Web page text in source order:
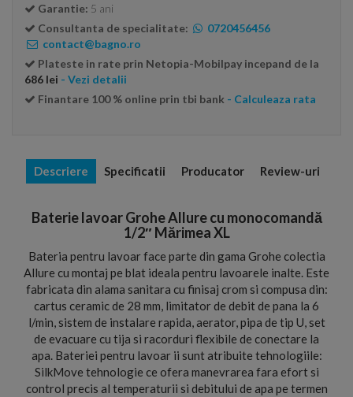
Garantie: 5 ani
Consultanta de specialitate:
0720456456
contact@bagno.ro
Plateste in rate prin Netopia-Mobilpay incepand de la
686 lei - Vezi detalii
Finantare 100 % online prin tbi bank - Calculeaza rata
Descriere Specificatii Producator Review-uri
Baterie lavoar Grohe Allure cu monocomandă
1/2″ Mărimea XL
Bateria pentru lavoar face parte din gama Grohe colectia
Allure cu montaj pe blat ideala pentru lavoarele inalte. Este
fabricata din alama sanitara cu finisaj crom si compusa din:
cartus ceramic de 28 mm, limitator de debit de pana la 6
l/min, sistem de instalare rapida, aerator, pipa de tip U, set
de evacuare cu tija si racorduri flexibile de conectare la
apa. Bateriei pentru lavoar ii sunt atribuite tehnologiile:
SilkMove tehnologie ce ofera manevrarea fara efort si
control precis al temperaturii si debitului de apa pe termen